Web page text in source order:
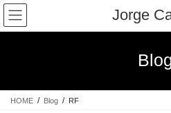
Saltar
contenido
Saltar
la
Jorge
HOME Blog RF